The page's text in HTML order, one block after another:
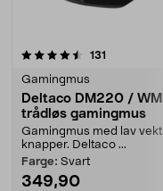
131
Gamingmus
Deltaco DM220 /
trådløs gamingmus
Gamingmus med lav vekt
knapper. Deltaco ...
Farge: Svart
349,90
4.5 av 5 stjerner